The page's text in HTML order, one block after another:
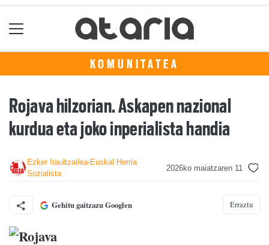
KOMUNITATEA
Rojava hilzorian. Askapen nazional
kurdua eta joko inperialista handia
Ezker Iraultzailea-Euskal Herria
Sozialista
2026ko maiatzaren 11
Gehitu gaitzazu Googlen Erraztu